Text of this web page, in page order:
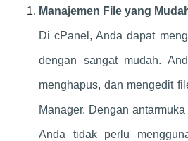
Manajemen File yang
Di cPanel, Anda dapat
dengan sangat mudah.
menghapus, dan mengedit
Manager. Dengan
Anda tidak perlu